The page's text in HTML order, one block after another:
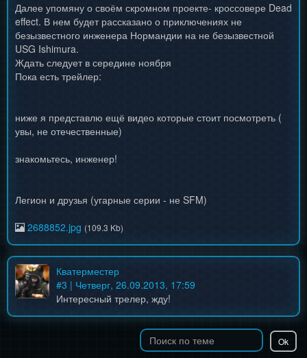
Далее упомяну о своём скромном проекте- кроссовере Dead
effect. В нем будет рассказано о приключениях не
безызвестного инженера Нормандии на не безызвестной
USG Ishimura.
Ждать следует в середине ноября
Пока есть трейлер:
ниже я представлю ещё видео которые стоит посмотреть (
увы, не отечественные)
знакомьтесь, инженер!
Легион и друзья (угарные серии - не SFM)
2688852.jpg (109.3 Kb)
Кватерместер
#3 | Четверг, 26.09.2013, 17:59
Интересный трелер, жду!